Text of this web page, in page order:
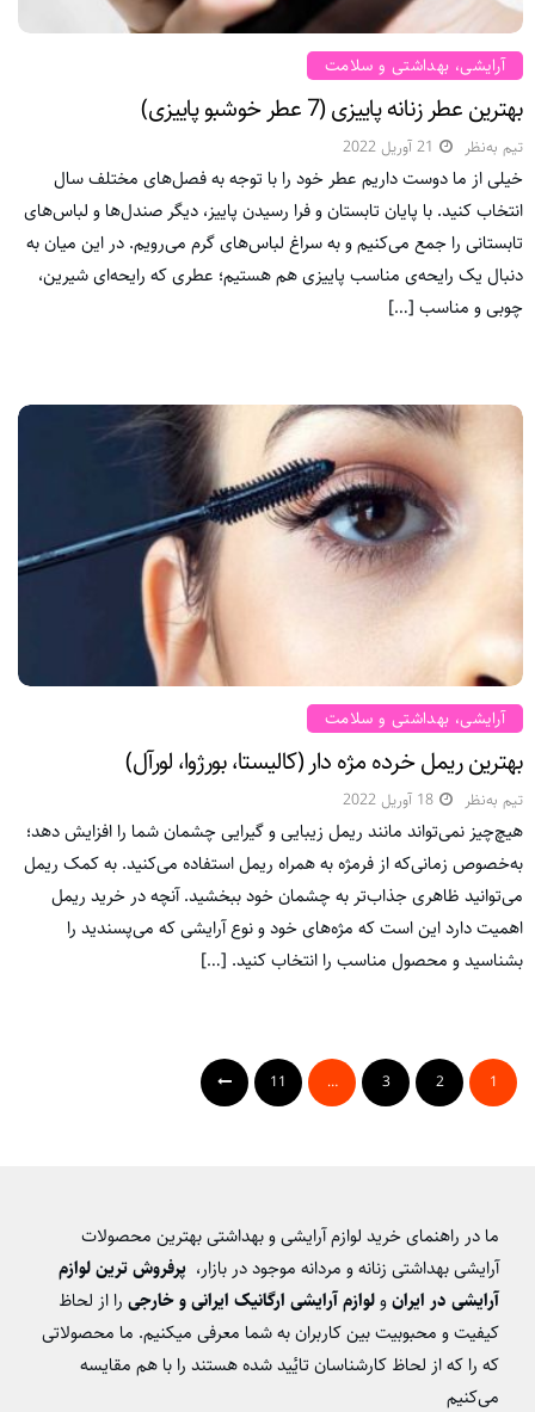
آرایشی، بهداشتی و سلامت
بهترین عطر زنانه پاییزی (7 عطر خوشبو پاییزی)
تیم به‌نظر 21 آوریل 2022
خیلی از ما دوست داریم عطر خود را با توجه به فصل‌های مختلف سال
انتخاب کنید. با پایان تابستان و فرا رسیدن پاییز، دیگر صندل‌ها و لباس‌های
تابستانی را جمع‌ می‌کنیم و به سراغ لباس‌های گرم می‌رویم. در این میان به
دنبال یک رایحه‌ی مناسب پاییزی هم هستیم؛ عطری که رایحه‌ای شیرین،
چوبی و مناسب […]
آرایشی، بهداشتی و سلامت
بهترین ریمل خرده مژه دار (کالیستا، بورژوا، لورآل)
تیم به‌نظر 18 آوریل 2022
هیچ‌چیز نمی‌تواند مانند ریمل زیبایی و گیرایی چشمان شما را افزایش دهد؛
به‌خصوص زمانی‌که از فرمژه به همراه ریمل استفاده می‌کنید. به کمک ریمل
می‌توانید ظاهری جذاب‌تر به چشمان خود ببخشید. آنچه در خرید ریمل
اهمیت دارد این است که مژه‌های خود و نوع آرایشی که می‌پسندید را
بشناسید و محصول مناسب را انتخاب کنید. […]
1
2
3
…
11
ما در راهنمای خرید لوازم آرایشی و بهداشتی بهترین محصولات
آرایشی بهداشتی زنانه و مردانه موجود در بازار، پرفروش ترین لوازم
آرایشی در ایرانولوازم آرایشی ارگانیک ایرانی و خارجی را از لحاظ
کیفیت و محبوبیت بین کاربران به شما معرفی میکنیم. ما محصولاتی
که را که از لحاظ کارشناسان تایٔید شده هستند را با هم مقایسه
می‌کنیم